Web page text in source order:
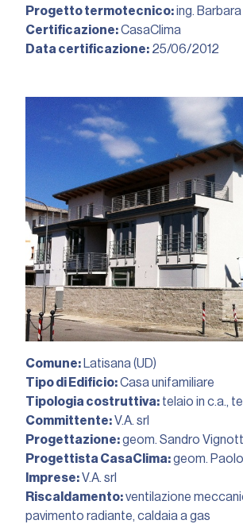
Progetto termotecnico:ing.
Certificazione:CasaClima
Data certificazione: 25/06/2012︎
Comune: Latisana (UD)
Tipo di Edificio:Casa unifamiliare
Tipologia costruttiva: telaio in c.a.,
Committente:V.A. srl
Progettazione:geom. Sandro
Progettista CasaClima:geom.
Imprese:V.A. srl
Riscaldamento:ventilazione
pavimento radiante, caldaia a gas